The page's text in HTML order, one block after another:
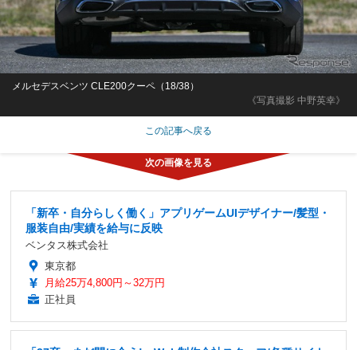
《写真撮影 中野英幸》
メルセデスベンツ CLE200クーペ（18/38）
この記事へ戻る
「新卒・自分らしく働く」アプリゲームUIデザイナー/髪型・
服装自由/実績を給与に反映
ベンタス株式会社
東京都
月給25万4,800円～32万円
正社員